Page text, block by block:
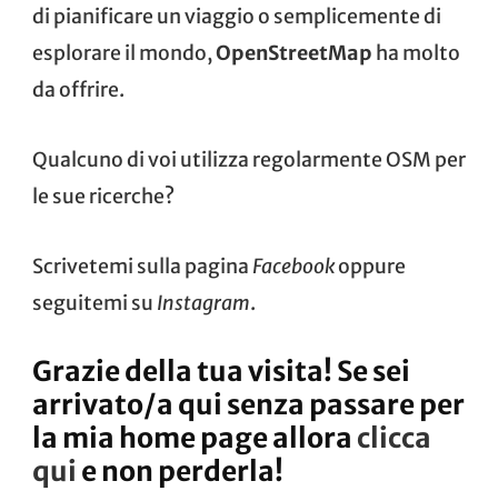
di pianificare un viaggio o semplicemente di
esplorare il mondo,OpenStreetMap ha molto
da offrire.
Qualcuno di voi utilizza regolarmente OSM per
le sue ricerche?
Scrivetemi sulla pagina Facebookoppure
seguitemi su Instagram.
Grazie della tua visita! Se sei
arrivato/a qui senza passare per
la mia home page allora clicca
qui e non perderla!